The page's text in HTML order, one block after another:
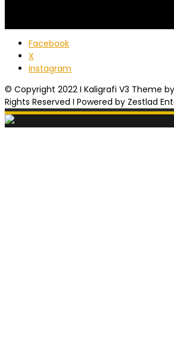
Facebook
X
Instagram
© Copyright 2022 I Kaligrafi V3 Theme
Rights Reserved I Powered by Zestlad